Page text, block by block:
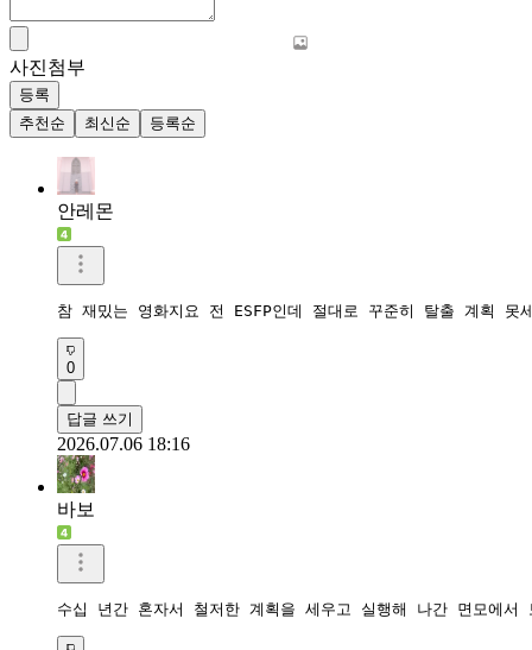
사진첨부
등록
추천순
최신순 등록순
안레몬
참 재밌는 영화지요 전 ESFP인데 절대로 꾸준히 탈출 계획
0
답글 쓰기
2026.07.06 18:16
바보
수십 년간 혼자서 철저한 계획을 세우고 실행해 나간 면모에